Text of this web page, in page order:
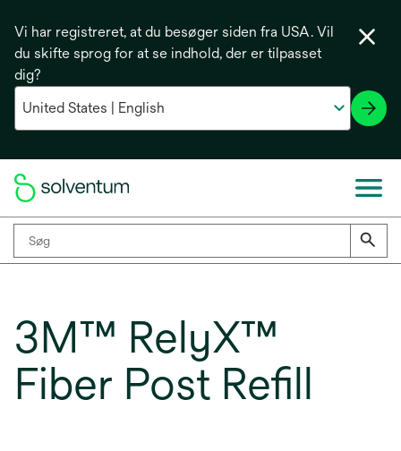
Vi har registreret, at du besøger siden fra USA. Vil
du skifte sprog for at se indhold, der er tilpasset
dig?
3M™ RelyX™
Fiber Post Refill